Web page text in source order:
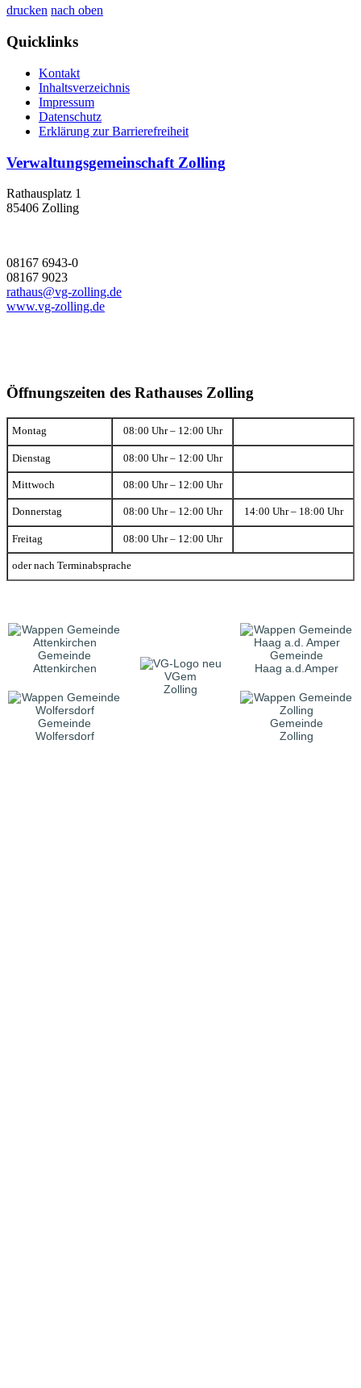
drucken nach oben
Quicklinks
Kontakt
Inhaltsverzeichnis
Impressum
Datenschutz
Erklärung zur Barrierefreiheit
Verwaltungsgemeinschaft Zolling
Rathausplatz 1
85406 Zolling
08167 6943-0
08167 9023
rathaus@vg-zolling.de
www.vg-zolling.de
Öffnungszeiten des Rathauses Zolling
Montag 08:00 Uhr – 12:00 Uhr
Dienstag 08:00 Uhr – 12:00 Uhr
Mittwoch 08:00 Uhr – 12:00 Uhr
Donnerstag 08:00 Uhr – 12:00 Uhr 14:00 Uhr – 18:00 Uhr
Freitag 08:00 Uhr – 12:00 Uhr
oder nach Terminabsprache
Gemeinde
Attenkirchen
VGem
Zolling
Gemeinde
Haag a.d.Amper
Gemeinde
Wolfersdorf
Gemeinde
Zolling